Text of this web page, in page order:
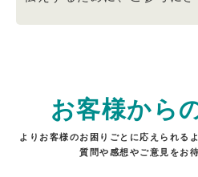
お客様から
よりお客様のお困りごとに応えられる
質問や感想やご意見をお